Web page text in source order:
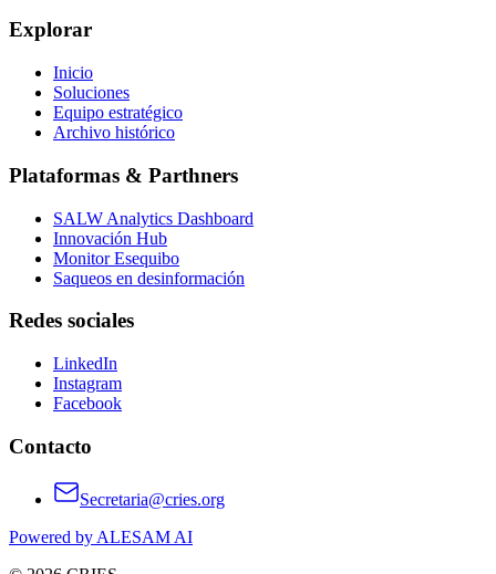
Explorar
Inicio
Soluciones
Equipo estratégico
Archivo histórico
Plataformas & Parthners
SALW Analytics Dashboard
Innovación Hub
Monitor Esequibo
Saqueos en desinformación
Redes sociales
LinkedIn
Instagram
Facebook
Contacto
Secretaria@cries.org
Powered by ALESAM AI